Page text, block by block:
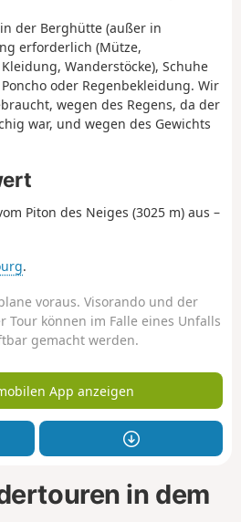
der Berghütte (außer in
erforderlich (Mütze,
Wanderstöcke), Schuhe
oder Regenbekleidung. Wir
wegen des Regens, da der
war, und wegen des Gewichts
Piton des Neiges (3025 m) aus –
.
voraus. Visorando und der
Tour können im Falle eines Unfalls
gemacht werden.
App anzeigen
in dem